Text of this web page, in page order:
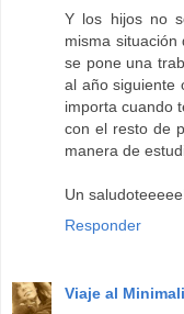
Y los hijos no
misma
se pone una
al año siguiente
importa cuando
con el resto de
manera de
Un
Responder
Viaje al